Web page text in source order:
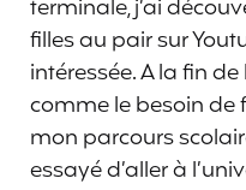
terminale, j’ai
filles au pair sur
intéressée. A la fin de
comme le besoin de
mon parcours
essayé d’aller à